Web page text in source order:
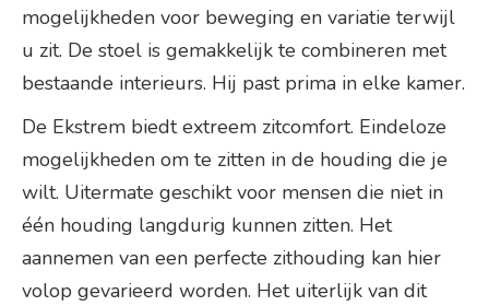
mogelijkheden voor beweging en variatie terwijl
u zit. De stoel is gemakkelijk te combineren met
bestaande interieurs. Hij past prima in elke kamer.
De Ekstrem biedt extreem zitcomfort. Eindeloze
mogelijkheden om te zitten in de houding die je
wilt. Uitermate geschikt voor mensen die niet in
één houding langdurig kunnen zitten. Het
aannemen van een perfecte zithouding kan hier
volop gevarieerd worden. Het uiterlijk van dit